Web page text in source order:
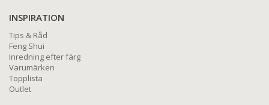
INSPIRATION
Tips & Råd
Feng Shui
Inredning efter färg
Varumärken
Topplista
Outlet